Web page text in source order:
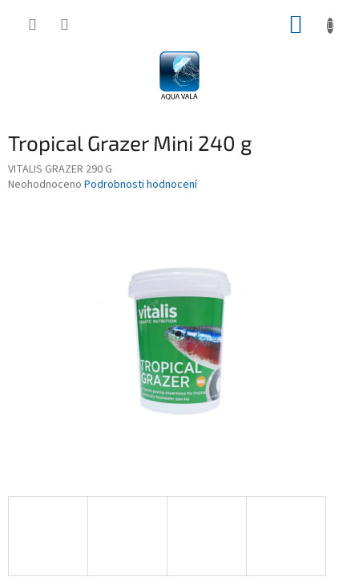
Tropical Grazer Mini 240 g
VITALIS GRAZER 290 G
Průměrné
Neohodnoceno Podrobnosti hodnocení